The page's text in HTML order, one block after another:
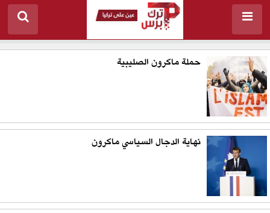
حملة ماكرون الصليبية
نهاية الدجال السياسي ماكرون